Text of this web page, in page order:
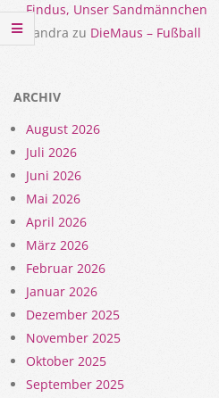
Findus, Unser Sandmännchen
Sandra zu DieMaus – Fußball
ARCHIV
August 2026
Juli 2026
Juni 2026
Mai 2026
April 2026
März 2026
Februar 2026
Januar 2026
Dezember 2025
November 2025
Oktober 2025
September 2025